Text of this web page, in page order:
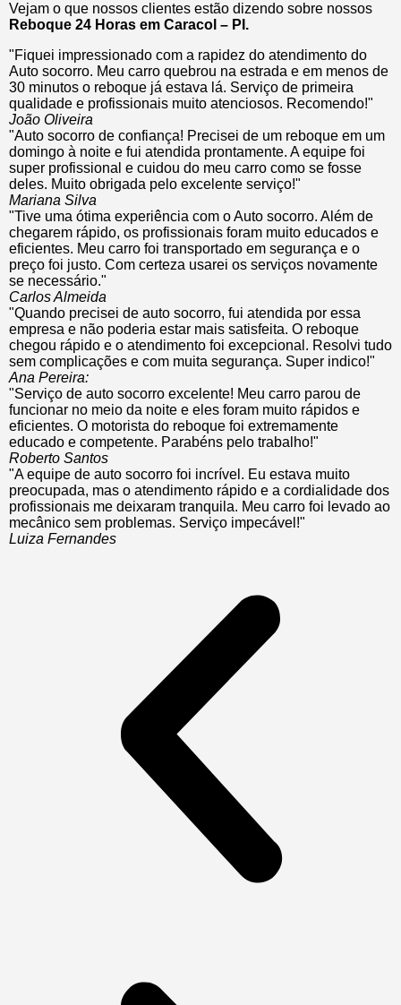
Vejam o que nossos clientes estão dizendo sobre nossos
Reboque 24 Horas em Caracol – PI.
"Fiquei impressionado com a rapidez do atendimento do
Auto socorro. Meu carro quebrou na estrada e em menos de
30 minutos o reboque já estava lá. Serviço de primeira
qualidade e profissionais muito atenciosos. Recomendo!"
João Oliveira
"Auto socorro de confiança! Precisei de um reboque em um
domingo à noite e fui atendida prontamente. A equipe foi
super profissional e cuidou do meu carro como se fosse
deles. Muito obrigada pelo excelente serviço!"
Mariana Silva
"Tive uma ótima experiência com o Auto socorro. Além de
chegarem rápido, os profissionais foram muito educados e
eficientes. Meu carro foi transportado em segurança e o
preço foi justo. Com certeza usarei os serviços novamente
se necessário."
Carlos Almeida
"Quando precisei de auto socorro, fui atendida por essa
empresa e não poderia estar mais satisfeita. O reboque
chegou rápido e o atendimento foi excepcional. Resolvi tudo
sem complicações e com muita segurança. Super indico!"
Ana Pereira:
"Serviço de auto socorro excelente! Meu carro parou de
funcionar no meio da noite e eles foram muito rápidos e
eficientes. O motorista do reboque foi extremamente
educado e competente. Parabéns pelo trabalho!"
Roberto Santos
"A equipe de auto socorro foi incrível. Eu estava muito
preocupada, mas o atendimento rápido e a cordialidade dos
profissionais me deixaram tranquila. Meu carro foi levado ao
mecânico sem problemas. Serviço impecável!"
Luiza Fernandes